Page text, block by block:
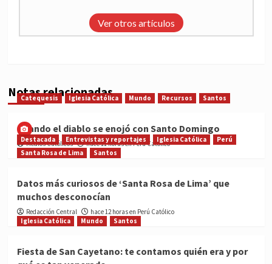
Ver otros artículos
Notas relacionadas
Catequesis Iglesia Católica Mundo Recursos Santos
Cuando el diablo se enojó con Santo Domingo
Medios Católicos hace 11 horas en Perú Católico
Destacada Entrevistas y reportajes Iglesia Católica
Perú
Santa Rosa de Lima
Santos
Datos más curiosos de ‘Santa Rosa de Lima’ que
muchos desconocían
Redacción Central
hace 12 horas en Perú Católico
Iglesia Católica
Mundo Santos
Fiesta de San Cayetano: te contamos quién era y por